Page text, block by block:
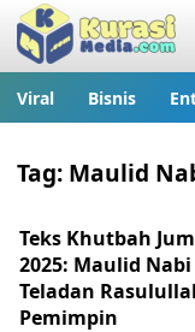
Viral Bisnis
Tag: Maulid
Teks Khutbah
2025: Maulid
Teladan
Pemimpin